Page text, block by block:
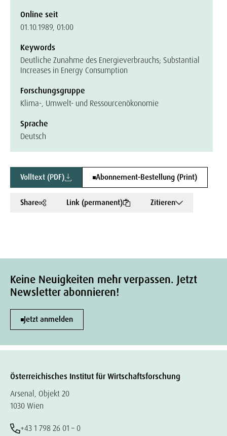
Online seit
01.10.1989, 01:00
Keywords
Deutliche Zunahme des Energieverbrauchs; Substantial
Increases in Energy Consumption
Forschungsgruppe
Klima-, Umwelt- und Ressourcenökonomie
Sprache
Deutsch
Volltext (PDF) Abonnement-Bestellung (Print)
Share Link (permanent) Zitieren
Keine Neuigkeiten mehr verpassen. Jetzt
Newsletter abonnieren!
Jetzt anmelden
Österreichisches Institut für Wirtschaftsforschung
Arsenal, Objekt 20
1030 Wien
+43 1 798 26 01 – 0